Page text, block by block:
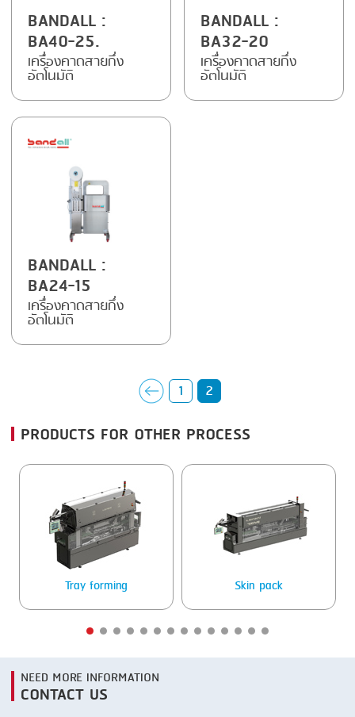
MEMBRANING
PACKING
PEELING
SEARING
SKIN PACK
STEAMING
TRAY DENESTER
TRAY FORMING
VACUUM STUFFING
BANDALL :
BA40-25.
เครื่องคาดสายกึ่ง
อัตโนมัติ
BANDALL :
BA32-20
เครื่องคาดสายกึ่ง
อัตโนมัติ
BANDALL :
BA24-15
เครื่องคาดสายกึ่ง
อัตโนมัติ
1 2
PRODUCTS FOR OTHER PROCESS
Tray forming Skin pack
NEED MORE INFORMATION
CONTACT US